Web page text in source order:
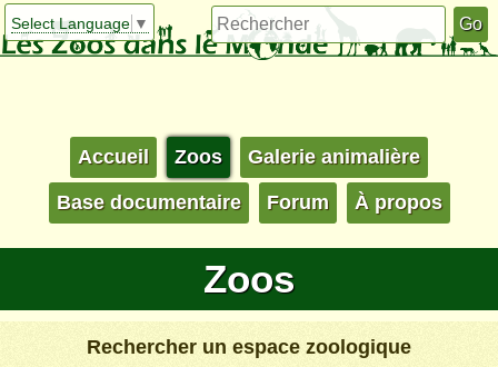
Select Language ▼
Accueil Zoos Galerie animalière
Base documentaire Forum À propos
Zoos
Rechercher un espace zoologique